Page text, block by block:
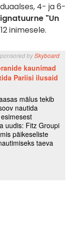
4- ja 6-
"Un
inimesele.